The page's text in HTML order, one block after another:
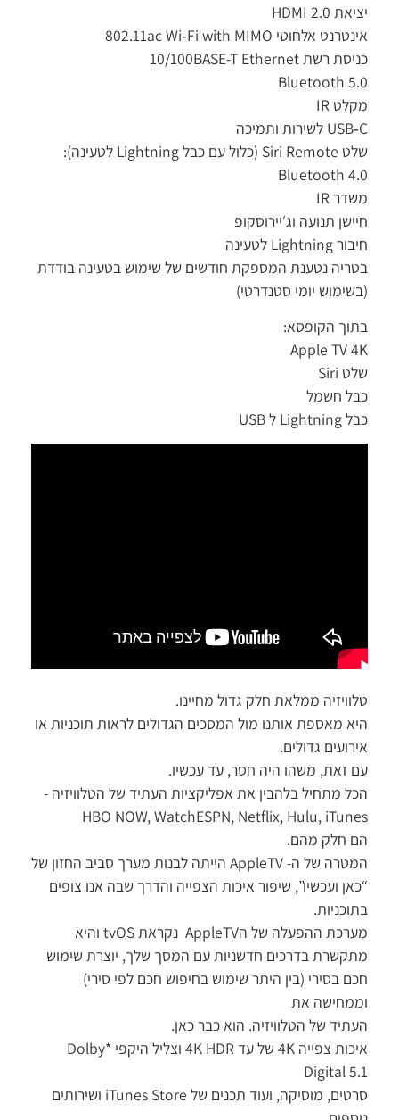
יציאת HDMI 2.0
אינטרנט אלחוטי 802.11ac Wi‑Fi with MIMO
כניסת רשת 10/100BASE-T Ethernet
Bluetooth 5.0
מקלט IR
USB‑C לשירות ותמיכה
שלט Siri Remote (כלול עם כבל Lightning לטעינה):
Bluetooth 4.0
משדר IR
חיישן תנועה וג׳יירוסקופ
חיבור Lightning לטעינה
בטריה נטענת המספקת חודשים של שימוש בטעינה בודדת
(בשימוש יומי סטנדרטי)
בתוך הקופסא:
Apple TV 4K
שלט Siri
כבל חשמל
כבל Lightning ל USB
טלוויזיה ממלאת חלק גדול מחיינו.
היא מאספת אותנו מול המסכים הגדולים לראות תוכניות או
אירועים גדולים.
עם זאת, משהו היה חסר, עד עכשיו.
הכל מתחיל בלהבין את אפליקציות העתיד של הטלוויזיה -
HBO NOW, WatchESPN, Netflix, Hulu, iTunes
הם חלק מהם.
המטרה של ה- AppleTV הייתה לבנות מערך סביב החזון של
“כאן ועכשיו”, שיפור איכות הצפייה והדרך שבה אנו צופים
בתוכניות.
מערכת ההפעלה של הAppleTV נקראת tvOS והיא
מתקשרת בדרכים חדשניות עם המסך שלך, יוצרת שימוש
חכם בסירי (בין היתר שימוש בחיפוש חכם לפי סירי)
וממחישה את
העתיד של הטלוויזיה. הוא כבר כאן.
איכות צפייה 4K של עד 4K HDR וצליל היקפי *Dolby
Digital 5.1
סרטים, מוסיקה, ועוד תכנים של iTunes Store ושירותים